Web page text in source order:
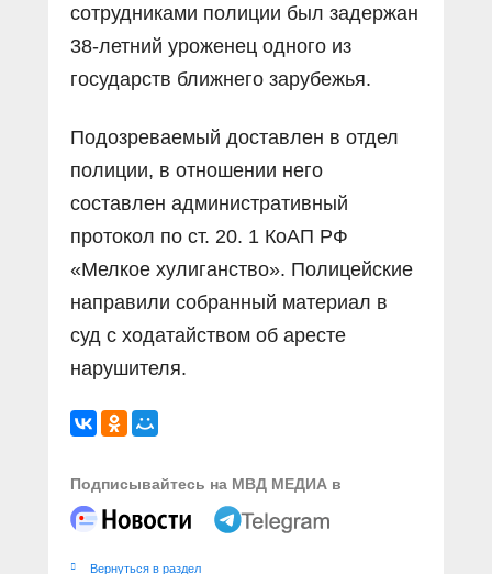
сотрудниками полиции был задержан
38-летний уроженец одного из
государств ближнего зарубежья.
Подозреваемый доставлен в отдел
полиции, в отношении него
составлен административный
протокол по ст. 20. 1 КоАП РФ
«Мелкое хулиганство». Полицейские
направили собранный материал в
суд с ходатайством об аресте
нарушителя.
Подписывайтесь на МВД МЕДИА в
Вернуться в раздел